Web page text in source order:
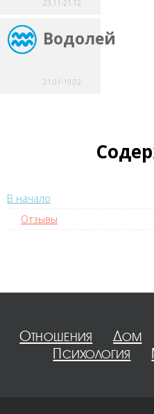
23.11-21.12
Водолей
21.01-19.02
В начало
Отзывы
Отношения Дом
Психология